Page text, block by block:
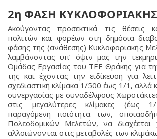
2η ΦΑΣΗ
Ακούγοντας προσεκτικά τις θέσεις
πολιτών και φορέων στη δημόσια
φάσης της (ανάθεσης) Κυκλοφοριακής
λαμβάνοντας υπ’ όψιν μας την
Ομάδας Εργασίας του TEE Θράκης για
της και έχοντας την ειδίκευση για
σχεδιαστική κλίμακα 1/500 έως 1/1, αλλά
συνεργασίας με συναδέλφους
στις μεγαλύτερες κλίμακες (έως
παραγόμενη ποιότητα των,
Πολεοδομικών Μελετών, να
αλλοιώνονται στις μεταβολές των